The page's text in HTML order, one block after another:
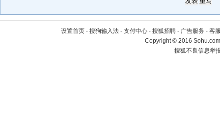
设置首页 - 搜狗输入法 - 支付中心 - 搜狐招聘 - 广告服务 - 客
Copyright©2016
搜狐不良信息举